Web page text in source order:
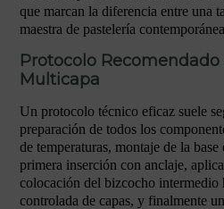
que marcan la diferencia entre una
maestra de pastelería
Protocolo
Multicapa
Un protocolo técnico eficaz suele
preparación de todos los
de temperaturas, montaje de la
primera inserción con anclaje,
colocación del bizcocho intermedio
controlada de capas, y finalmente